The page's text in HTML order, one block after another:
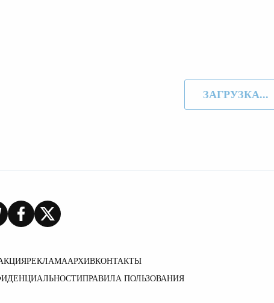
ЗАГРУЗКА...
РЕКЛАМААРХИВКОНТАКТЫ
ПРАВИЛА ПОЛЬЗОВАНИЯ